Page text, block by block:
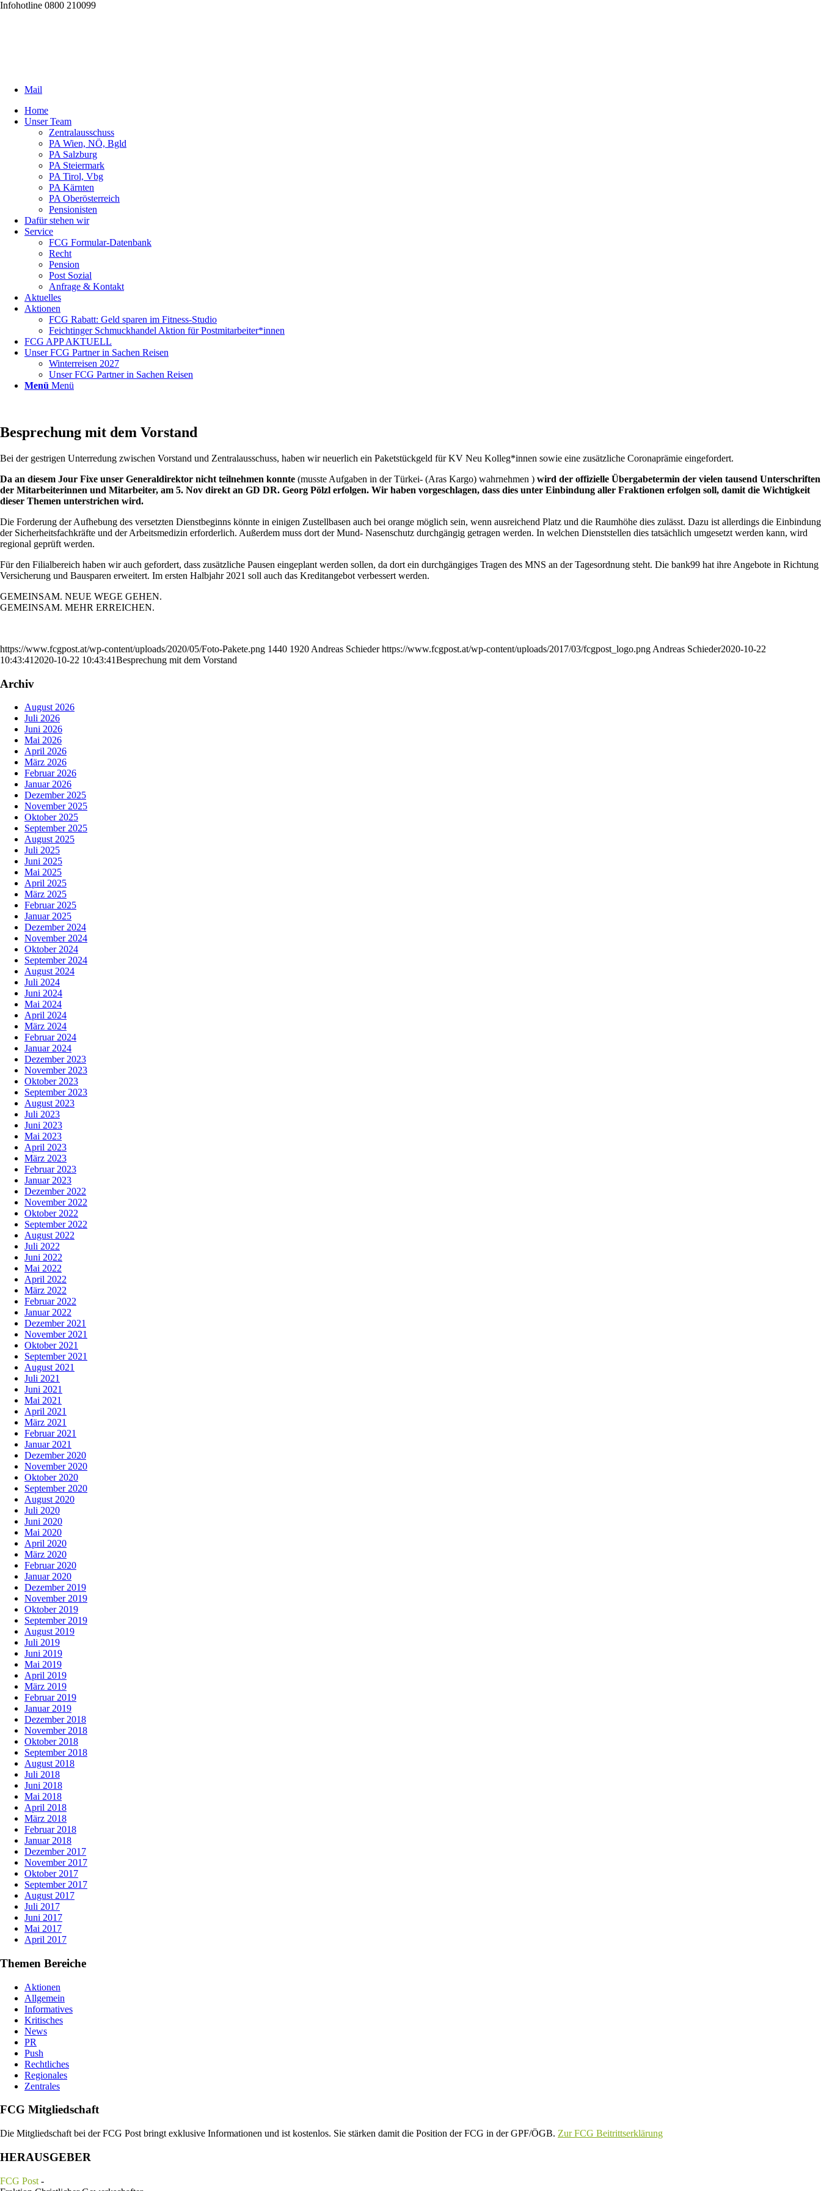
Infohotline 0800 210099
Mail
Home
Unser Team
Zentralausschuss
PA Wien, NÖ, Bgld
PA Salzburg
PA Steiermark
PA Tirol, Vbg
PA Kärnten
PA Oberösterreich
Pensionisten
Dafür stehen wir
Service
FCG Formular-Datenbank
Recht
Pension
Post Sozial
Anfrage & Kontakt
Aktuelles
Aktionen
FCG Rabatt: Geld sparen im Fitness-Studio
Feichtinger Schmuckhandel Aktion für Postmitarbeiter*innen
FCG APP AKTUELL
Unser FCG Partner in Sachen Reisen
Winterreisen 2027
Unser FCG Partner in Sachen Reisen
Menü Menü
Besprechung mit dem Vorstand
Bei der gestrigen Unterredung zwischen Vorstand und Zentralausschuss, haben wir neuerlich ein Paketstückgeld für KV Neu Kolleg*innen sowie eine zusätzliche Coronaprämie eingefordert.
Da an diesem Jour Fixe unser Generaldirektor nicht teilnehmen konnte (musste Aufgaben in der Türkei- (Aras Kargo) wahrnehmen ) wird der offizielle Übergabetermin der vielen tausend Unterschriften
der Mitarbeiterinnen und Mitarbeiter, am 5. Nov direkt an GD DR. Georg Pölzl erfolgen. Wir haben vorgeschlagen, dass dies unter Einbindung aller Fraktionen erfolgen soll, damit die Wichtigkeit
dieser Themen unterstrichen wird.
Die Forderung der Aufhebung des versetzten Dienstbeginns könnte in einigen Zustellbasen auch bei orange möglich sein, wenn ausreichend Platz und die Raumhöhe dies zulässt. Dazu ist allerdings die Einbindung
der Sicherheitsfachkräfte und der Arbeitsmedizin erforderlich. Außerdem muss dort der Mund- Nasenschutz durchgängig getragen werden. In welchen Dienststellen dies tatsächlich umgesetzt werden kann, wird
regional geprüft werden.
Für den Filialbereich haben wir auch gefordert, dass zusätzliche Pausen eingeplant werden sollen, da dort ein durchgängiges Tragen des MNS an der Tagesordnung steht. Die bank99 hat ihre Angebote in Richtung
Versicherung und Bausparen erweitert. Im ersten Halbjahr 2021 soll auch das Kreditangebot verbessert werden.
GEMEINSAM. NEUE WEGE GEHEN.
GEMEINSAM. MEHR ERREICHEN.
https://www.fcgpost.at/wp-content/uploads/2020/05/Foto-Pakete.png 1440 1920 Andreas Schieder https://www.fcgpost.at/wp-content/uploads/2017/03/fcgpost_logo.png Andreas Schieder2020-10-22
10:43:41 2020-10-22 10:43:41Besprechung mit dem Vorstand
Archiv
August 2026
Juli 2026
Juni 2026
Mai 2026
April 2026
März 2026
Februar 2026
Januar 2026
Dezember 2025
November 2025
Oktober 2025
September 2025
August 2025
Juli 2025
Juni 2025
Mai 2025
April 2025
März 2025
Februar 2025
Januar 2025
Dezember 2024
November 2024
Oktober 2024
September 2024
August 2024
Juli 2024
Juni 2024
Mai 2024
April 2024
März 2024
Februar 2024
Januar 2024
Dezember 2023
November 2023
Oktober 2023
September 2023
August 2023
Juli 2023
Juni 2023
Mai 2023
April 2023
März 2023
Februar 2023
Januar 2023
Dezember 2022
November 2022
Oktober 2022
September 2022
August 2022
Juli 2022
Juni 2022
Mai 2022
April 2022
März 2022
Februar 2022
Januar 2022
Dezember 2021
November 2021
Oktober 2021
September 2021
August 2021
Juli 2021
Juni 2021
Mai 2021
April 2021
März 2021
Februar 2021
Januar 2021
Dezember 2020
November 2020
Oktober 2020
September 2020
August 2020
Juli 2020
Juni 2020
Mai 2020
April 2020
März 2020
Februar 2020
Januar 2020
Dezember 2019
November 2019
Oktober 2019
September 2019
August 2019
Juli 2019
Juni 2019
Mai 2019
April 2019
März 2019
Februar 2019
Januar 2019
Dezember 2018
November 2018
Oktober 2018
September 2018
August 2018
Juli 2018
Juni 2018
Mai 2018
April 2018
März 2018
Februar 2018
Januar 2018
Dezember 2017
November 2017
Oktober 2017
September 2017
August 2017
Juli 2017
Juni 2017
Mai 2017
April 2017
Themen Bereiche
Aktionen
Allgemein
Informatives
Kritisches
News
PR
Push
Rechtliches
Regionales
Zentrales
FCG Mitgliedschaft
Die Mitgliedschaft bei der FCG Post bringt exklusive Informationen und ist kostenlos. Sie stärken damit die Position der FCG in der GPF/ÖGB. Zur FCG Beitrittserklärung
HERAUSGEBER
FCG Post -